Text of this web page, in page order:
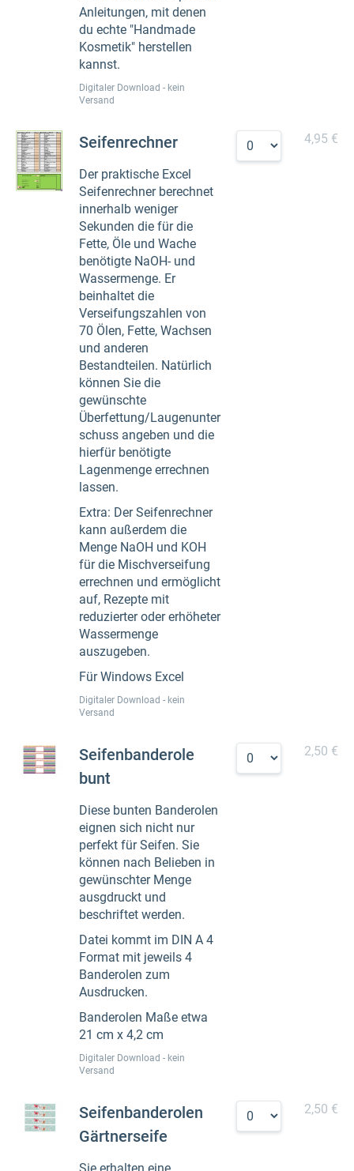
Anleitungen, mit denen
du echte "Handmade
Kosmetik" herstellen
kannst.
Digitaler Download - kein
Versand
Seifenrechner
Der praktische Excel
Seifenrechner berechnet
innerhalb weniger
Sekunden die für die
Fette, Öle und Wache
benötigte NaOH- und
Wassermenge. Er
beinhaltet die
Verseifungszahlen von
70 Ölen, Fette, Wachsen
und anderen
Bestandteilen. Natürlich
können Sie die
gewünschte
Überfettung/Laugenunter
schuss angeben und die
hierfür benötigte
Lagenmenge errechnen
lassen.
Extra: Der Seifenrechner
kann außerdem die
Menge NaOH und KOH
für die Mischverseifung
errechnen und ermöglicht
auf, Rezepte mit
reduzierter oder erhöheter
Wassermenge
auszugeben.
Für Windows Excel
Digitaler Download - kein
Versand
4,95 €
Seifenbanderole
bunt
Diese bunten Banderolen
eignen sich nicht nur
perfekt für Seifen. Sie
können nach Belieben in
gewünschter Menge
ausgdruckt und
beschriftet werden.
Datei kommt im DIN A 4
Format mit jeweils 4
Banderolen zum
Ausdrucken.
Banderolen Maße etwa
21 cm x 4,2 cm
Digitaler Download - kein
Versand
2,50 €
Seifenbanderolen
Gärtnerseife
2,50 €